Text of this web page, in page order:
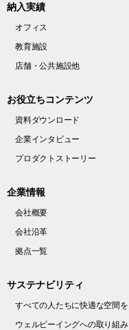
納入実績
オフィス
教育施設
店舗・公共施設他
お役立ちコンテンツ
資料ダウンロード
企業インタビュー
プロダクトストーリー
企業情報
会社概要
会社沿革
拠点一覧
サステナビリティ
すべての人たちに快適な空間を
ウェルビーイングへの取り組み